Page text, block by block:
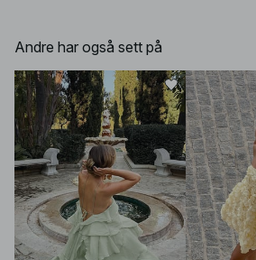
Andre har også sett på